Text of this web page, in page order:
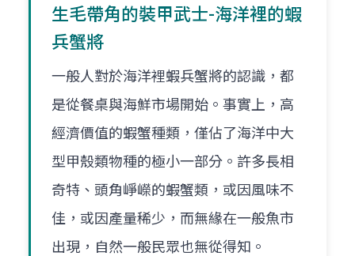
生毛帶角的裝甲武士-海洋裡的蝦
兵蟹將
一般人對於海洋裡蝦兵蟹將的認識，都
是從餐桌與海鮮市場開始。事實上，高
經濟價值的蝦蟹種類，僅佔了海洋中大
型甲殼類物種的極小一部分。許多長相
奇特、頭角崢嶸的蝦蟹類，或因風味不
佳，或因產量稀少，而無緣在一般魚市
出現，自然一般民眾也無從得知。